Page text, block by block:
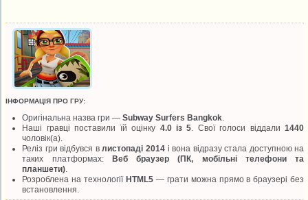
ІНФОРМАЦІЯ ПРО ГРУ:
Оригінальна назва гри —Subway Surfers Bangkok
Наші гравці поставили їй оцінку 4.0 із 5 . Свої голоси віддали1440
чоловік(а).
Реліз гри відбувся влистопаді 2014і вона відразу стала доступною на
таких платформах: Веб браузер (ПК, мобільні телефони та
планшети)
Розроблена на технології HTML5— грати можна прямо в браузері без
встановлення.